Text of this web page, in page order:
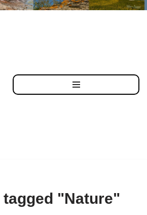
tagged "Nature"